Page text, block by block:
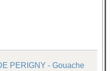
PERIGNY - Gouache